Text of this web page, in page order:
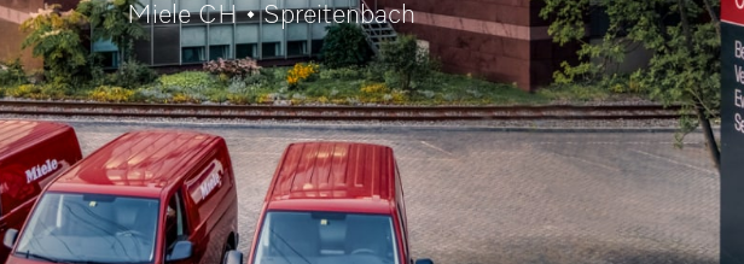
Miele CH • Spreitenbach